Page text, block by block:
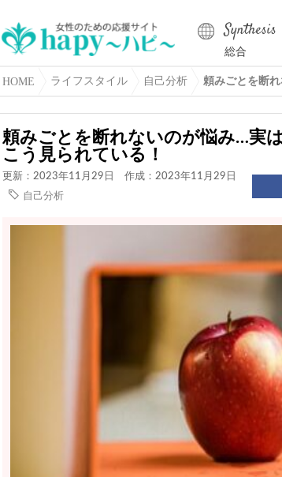
総合
HOME ライフスタイル 自己分析 頼みごとを断
頼みごとを断れないのが悩み…実
こう見られている！
更新：2023年11月29日
作成：2023年11月29日
自己分析